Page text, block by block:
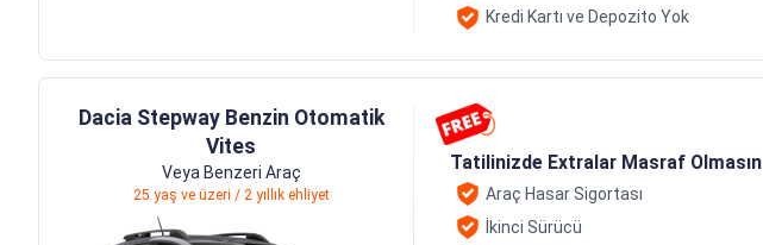
Kredi Kartı ve Depozito Yok
Dacia Stepway Benzin Otomatik
Vites
Veya Benzeri Araç
25 yaş ve üzeri / 2 yıllık ehliyet
Tatilinizde Extralar Masraf Olmasın
Araç Hasar Sigortası
İkinci Sürücü